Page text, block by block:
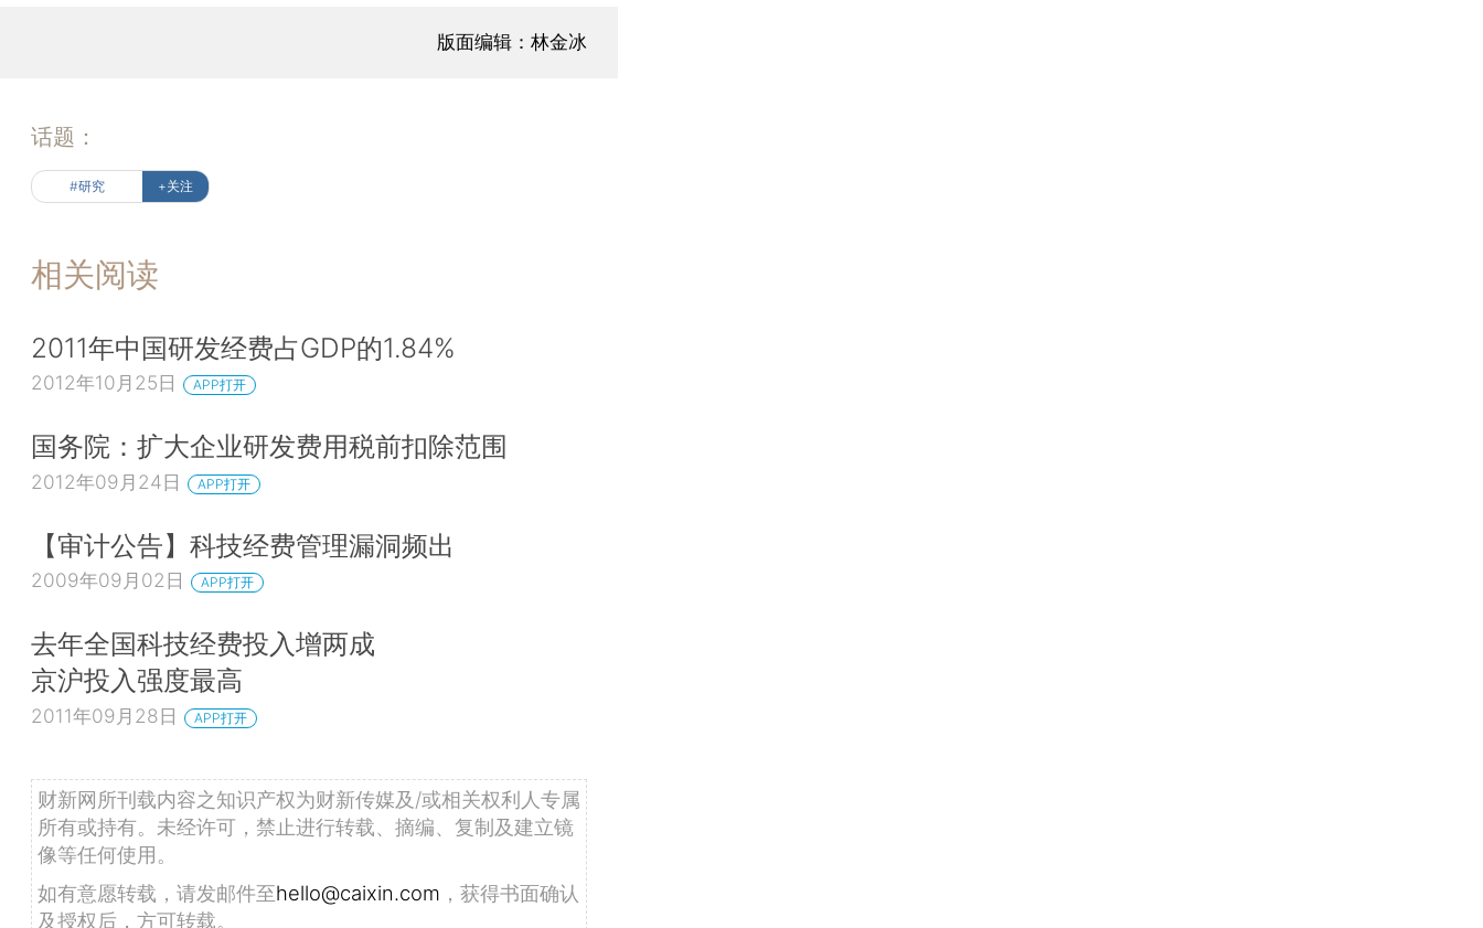
版面编辑：林金冰
话题：
#研究 +关注
相关阅读
2011年中国研发经费占GDP的1.84%
2012年10月25日 APP打开
国务院：扩大企业研发费用税前扣除范围
2012年09月24日 APP打开
【审计公告】科技经费管理漏洞频出
2009年09月02日 APP打开
去年全国科技经费投入增两成
京沪投入强度最高
2011年09月28日 APP打开
财新网所刊载内容之知识产权为财新传媒及/或相关权利人专属
所有或持有。未经许可，禁止进行转载、摘编、复制及建立镜
像等任何使用。
如有意愿转载，请发邮件至hello@caixin.com ，获得书面确认
及授权后，方可转载。